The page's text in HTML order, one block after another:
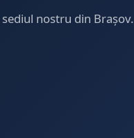
nostru din Brașov.